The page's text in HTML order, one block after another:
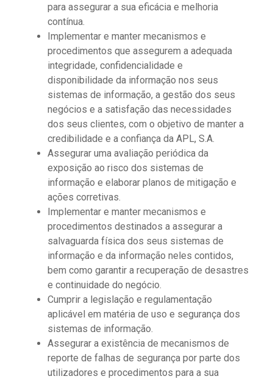
para assegurar a sua eficácia e melhoria
contínua.
Implementar e manter mecanismos e
procedimentos que assegurem a adequada
integridade, confidencialidade e
disponibilidade da informação nos seus
sistemas de informação, a gestão dos seus
negócios e a satisfação das necessidades
dos seus clientes, com o objetivo de manter a
credibilidade e a confiança da APL, S.A.
Assegurar uma avaliação periódica da
exposição ao risco dos sistemas de
informação e elaborar planos de mitigação e
ações corretivas.
Implementar e manter mecanismos e
procedimentos destinados a assegurar a
salvaguarda física dos seus sistemas de
informação e da informação neles contidos,
bem como garantir a recuperação de desastres
e continuidade do negócio.
Cumprir a legislação e regulamentação
aplicável em matéria de uso e segurança dos
sistemas de informação.
Assegurar a existência de mecanismos de
reporte de falhas de segurança por parte dos
utilizadores e procedimentos para a sua